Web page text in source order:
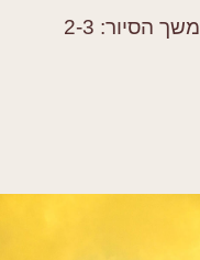
משך הסיור: 2-3